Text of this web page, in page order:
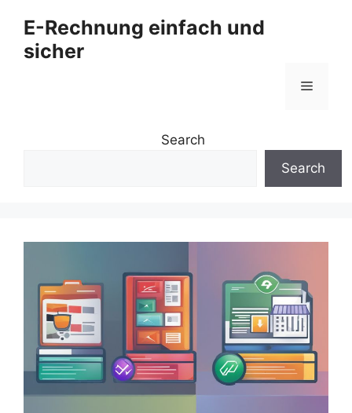
Inhalt
springen
E-Rechnung einfach und
sicher
Menü
Search
Search